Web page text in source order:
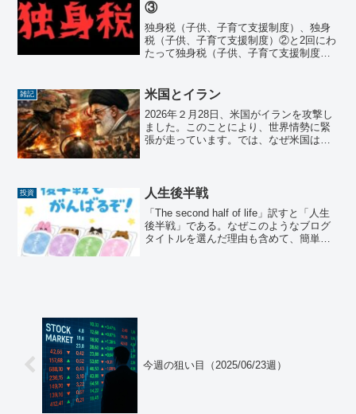
③
独身税（子供、子育て支援制度）、独身
税（子供、子育て支援制度）②と2回にわ
たって独身税（子供、子育て支援制度）
外はどうなのかと気になったので、調べ
てみました。調べてみた...
雑記 米国とイラン
2026年２月28日、米国がイランを攻撃し
ました。このことにより、世界情勢に緊
張が走っています。では、なぜ米国はイ
攻撃した理由2...
投資 人生後半戦
「The second half of life」訳すと「人生
後半戦」である。なぜこのようなブログ
タイトルを選んだ理由も含めて、簡単に
今週の狙い目（2025/06/23週）